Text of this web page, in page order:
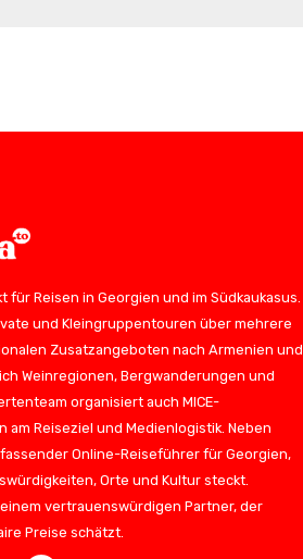
für Reisen in Georgien und im Südkaukasus.
und Kleingruppentouren über mehrere
Zusatzangeboten nach Armenien und
Weinregionen, Bergwanderungen und
organisiert auch MICE-
am Reiseziel und Medienlogistik. Neben
Online-Reiseführer für Georgien,
Orte und Kultur steckt.
vertrauenswürdigen Partner, der
Preise schätzt.